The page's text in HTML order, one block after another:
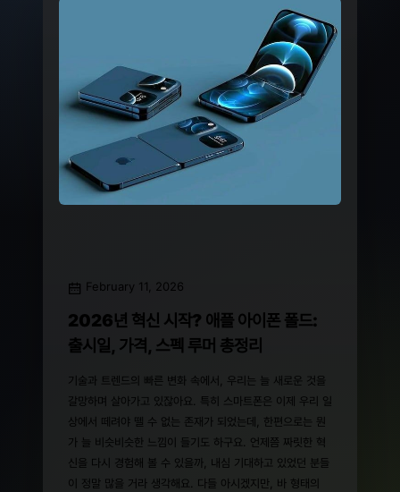
February 11, 2026
2026년 혁신 시작? 애플 아이폰 폴드:
출시일, 가격, 스펙 루머 총정리
기술과 트렌드의 빠른 변화 속에서, 우리는 늘 새로운 것을
갈망하며 살아가고 있잖아요. 특히 스마트폰은 이제 우리 일
상에서 떼려야 뗄 수 없는 존재가 되었는데, 한편으로는 뭔
가 늘 비슷비슷한 느낌이 들기도 하구요. 언제쯤 짜릿한 혁
신을 다시 경험해 볼 수 있을까, 내심 기대하고 있었던 분들
이 정말 많을 거라 생각해요. 다들 아시겠지만, 바 형태의